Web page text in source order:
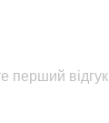
перший відгук